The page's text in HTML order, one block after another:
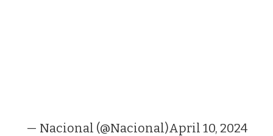
— Nacional (@Nacional)April 10, 2024